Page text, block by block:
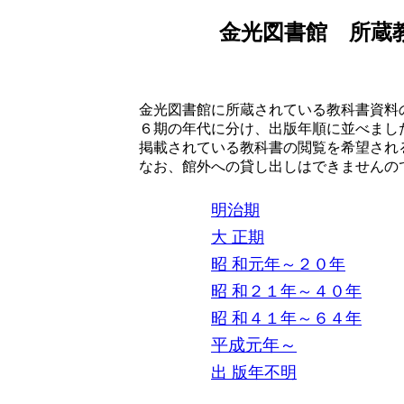
金光図書館 所蔵
金光図書館に所蔵されている教科書資料
６期の年代に分け、出版年順に並べまし
掲載されている教科書の閲覧を希望さ
なお、館外への貸し出しはできません
明治期
大 正期
昭 和元年～２０年
昭 和２１年～４０年
昭 和４１年～６４年
平成元年～
出 版年不明